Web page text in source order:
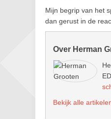
Mijn begrip van het
dan gerust in de
Over Herman
Bekijk alle